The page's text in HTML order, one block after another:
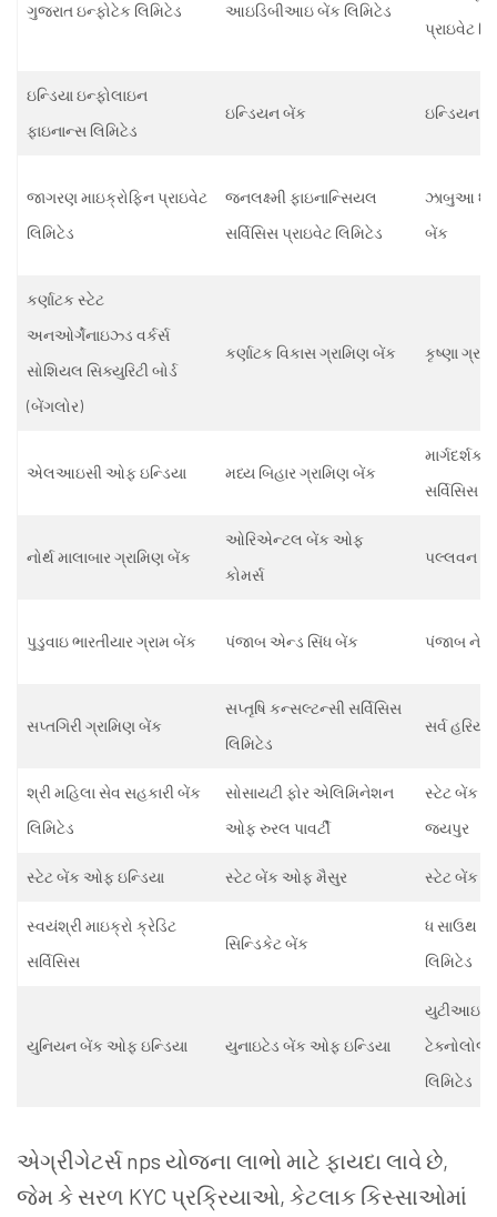
ગુજરાત ઇન્ફોટેક લિમિટેડ આઇડિબીઆઇ બેંક લિમિટેડ
પ્રાઇવેટ
ઇન્ડિયા ઇન્ફોલાઇન
ફાઇનાન્સ લિમિટેડ
ઇન્ડિયન બેંક ઇન્ડિયન
જાગરણ માઇક્રોફિન પ્રાઇવેટ
લિમિટેડ
જનલક્ષ્મી ફાઇનાન્સિયલ
સર્વિસિસ પ્રાઇવેટ લિમિટેડ
ઝાબુઆ ધાર
બેંક
કર્ણાટક સ્ટેટ
અનઓર્ગેનાઇઝ્ડ વર્કર્સ
સોશિયલ સિક્યુરિટી બોર્ડ
(બેંગલોર)
કર્ણાટક વિકાસ ગ્રામિણ બેંક કૃષ્ણા
એલઆઇસી ઓફ ઇન્ડિયા મધ્ય બિહાર ગ્રામિણ બેંક
માર્ગદર્શક
સર્વિસિસ
નોર્થ માલાબાર ગ્રામિણ બેંક
ઓરિએન્ટલ બેંક ઓફ
કોમર્સ
પલ્લવન
પુડુવાઇ ભારતીયાર ગ્રામ બેંક પંજાબ એન્ડ સિંધ બેંક પંજાબ
સપ્તગિરી ગ્રામિણ બેંક
સપ્તૃષિ કન્સલ્ટન્સી સર્વિસિસ
લિમિટેડ
સર્વ
શ્રી મહિલા સેવ સહકારી બેંક
લિમિટેડ
સોસાયટી ફોર એલિમિનેશન
ઓફ રુરલ પાવર્ટી
સ્ટેટ બેંક
જયપુર
સ્ટેટ બેંક ઓફ ઇન્ડિયા સ્ટેટ બેંક ઓફ મૈસુર સ્ટેટ બેંક
સ્વયંશ્રી માઇક્રો ક્રેડિટ
સર્વિસિસ
સિન્ડિકેટ બેંક
ધ સાઉથ
લિમિટેડ
યુનિયન બેંક ઓફ ઇન્ડિયા યુનાઇટેડ બેંક ઓફ ઇન્ડિયા
યુટીઆઇ
લિમિટેડ
એગ્રીગેટર્સ nps યોજના લાભો માટે ફાયદા લાવે છે,
જેમ કે સરળ KYC પ્રક્રિયાઓ, કેટલાક કિસ્સાઓમાં